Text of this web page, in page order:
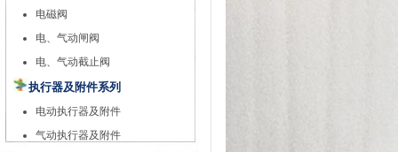
电磁阀
电、气动闸阀
电、气动截止阀
执行器及附件系列
电动执行器及附件
气动执行器及附件